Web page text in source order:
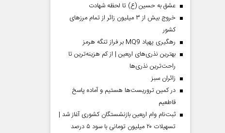
عشق به حسین (ع) تا لحظه شهادت
خروج بیش از ۳ میلیون زائر از تمام مرز‌های
کشور
رهگیری پهپاد MQ9 بر فراز تنگه هرمز
بهترین نذری‌های اربعین | از کم هزینه‌ترین تا
راحت‌ترین نذری‌ها
‌زائران سبز
در کمین تروریست‌ها هستیم و آماده پاسخ
قاطعیم
ثبت‌نام وام اربعین بازنشستگان کشوری آغاز شد |
تسهیلات ۲۰ میلیون تومانی با سود ۵ درصد